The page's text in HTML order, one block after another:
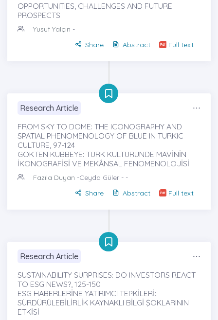
OPPORTUNITIES, CHALLENGES AND FUTURE
PROSPECTS
Yusuf Yalçın -
Share
Abstract Full text
Research Article
FROM SKY TO DOME: THE ICONOGRAPHY AND
SPATIAL PHENOMENOLOGY OF BLUE IN TURKIC
CULTURE, 97-124
GÖKTEN KUBBEYE: TÜRK KÜLTÜRÜNDE MAVİNİN
İKONOGRAFİSİ VE MEKÂNSAL FENOMENOLOJİSİ
Fazıla Duyan -Ceyda Güler - -
Share
Abstract Full text
Research Article
SUSTAINABILITY SURPRISES: DO INVESTORS REACT
TO ESG NEWS?, 125-150
ESG HABERLERİNE YATIRIMCI TEPKİLERİ:
SÜRDÜRÜLEBİLİRLİK KAYNAKLI BİLGİ ŞOKLARININ
ETKİSİ